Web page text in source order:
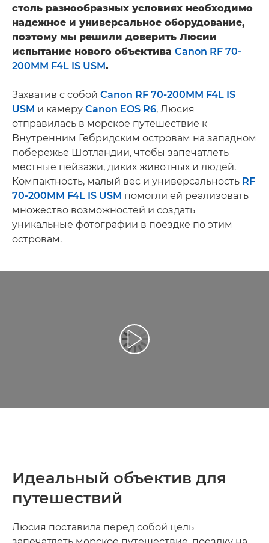
столь разнообразных условиях необходимо
надежное и универсальное оборудование,
поэтому мы решили доверить Люсии
испытание нового объектива Canon RF 70-
200MM F4L IS USM.
Захватив с собой Canon RF 70-200MM F4L IS
USM и камеру Canon EOS R6, Люсия
отправилась в морское путешествие к
Внутренним Гебридским островам на западном
побережье Шотландии, чтобы запечатлеть
местные пейзажи, диких животных и людей.
Компактность, малый вес и универсальность RF
70-200MM F4L IS USM помогли ей реализовать
множество возможностей и создать
уникальные фотографии в поездке по этим
островам.
Воспроизведение видео
Идеальный объектив для
путешествий
Люсия поставила перед собой цель